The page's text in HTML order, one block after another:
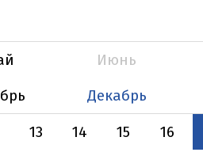
Июнь
Декабрь
13 14 15 16